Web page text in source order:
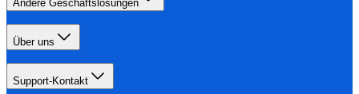
Andere Geschäftslösungen
Über uns
Support-Kontakt